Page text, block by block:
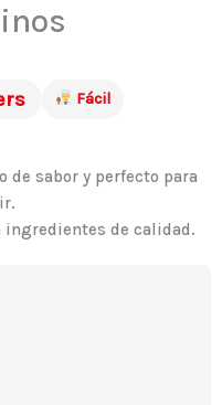
Fácil
de sabor y perfecto para
ingredientes de calidad.